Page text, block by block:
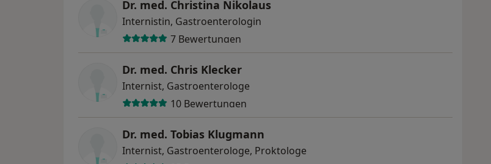
Dr. med. Christina Nikolaus
Internistin, Gastroenterologin
7 Bewertungen
Dr. med. Chris Klecker
Internist, Gastroenterologe
10 Bewertungen
Dr. med. Tobias Klugmann
Internist, Gastroenterologe, Proktologe